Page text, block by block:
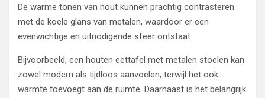
De warme tonen van hout kunnen prachtig contrasteren
met de koele glans van metalen, waardoor er een
evenwichtige en uitnodigende sfeer ontstaat.
Bijvoorbeeld, een houten eettafel met metalen stoelen kan
zowel modern als tijdloos aanvoelen, terwijl het ook
warmte toevoegt aan de ruimte. Daarnaast is het belangrijk